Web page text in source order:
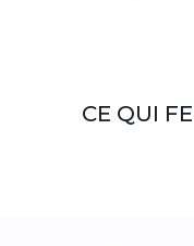
CE QUI